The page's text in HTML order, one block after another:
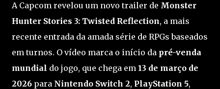
A Capcom revelou um novo trailer de Monster
Hunter Stories 3: Twisted Reflection, a mais
recente entrada da amada série de RPGs baseados
em turnos. O vídeo marca o início da pré-venda
mundial do jogo, que chega em 13 de março de
2026 para Nintendo Switch 2, PlayStation 5,